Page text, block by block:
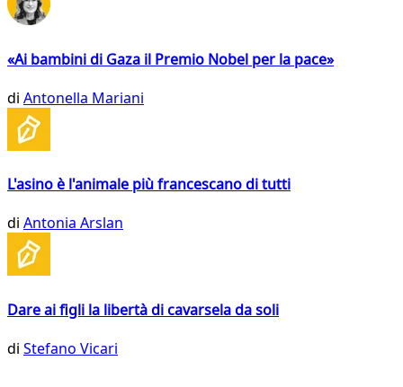
«Ai bambini di Gaza il Premio Nobel per la pace»
di Antonella Mariani
L'asino è l'animale più francescano di tutti
di Antonia Arslan
Dare ai figli la libertà di cavarsela da soli
di Stefano Vicari